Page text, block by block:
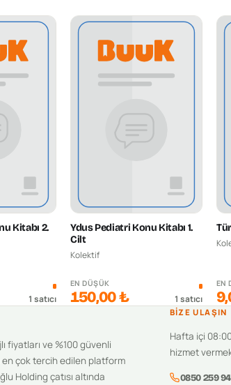
Kitabı 2.
1 satıcı
Ydus Pediatri Konu Kitabı 1.
Cilt
Kolektif
EN DÜŞÜK
150,00 ₺ 1 satıcı
EN
fiyatları ve %100 güvenli
en çok tercih edilen platform
Holding çatısı altında
BIZE ULAŞIN
Hafta içi
hizmet
0850 259